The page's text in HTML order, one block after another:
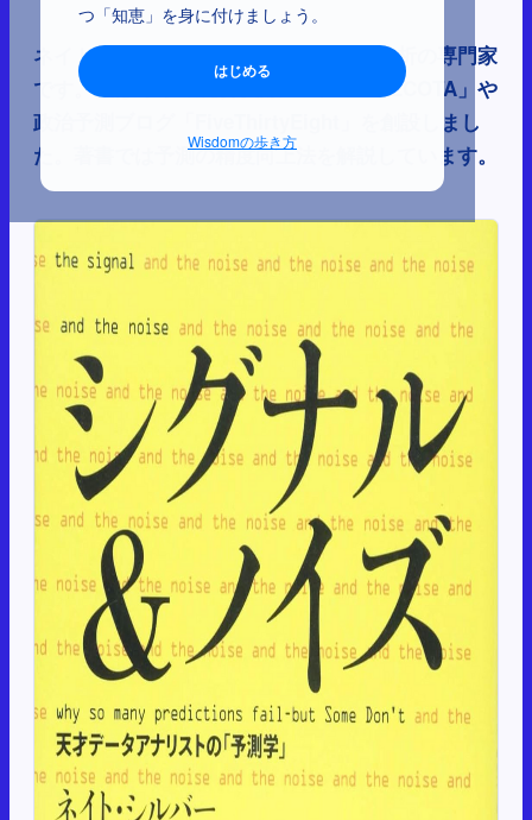
つ「知恵」を身に付けましょう。
はじめる
Wisdomの歩き方
ネイト・シルバーは統計学者で、予測分析の専門家
です。彼は野球の成績予測システム「PECOTA」や
政治予測ブログ「FiveThirtyEight」を創設しまし
た。著書では予測の精度向上法を解説しています。